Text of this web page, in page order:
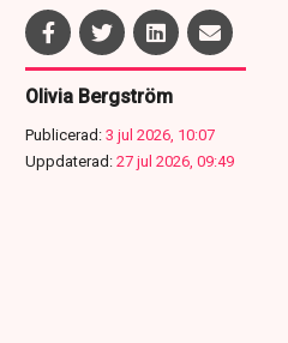
Olivia Bergström
Publicerad: 3 jul 2026, 10:07
Uppdaterad: 27 jul 2026, 09:49